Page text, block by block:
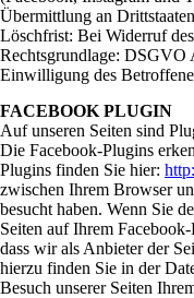
Übermittlung an
Löschfrist: Bei Widerruf
Rechtsgrundlage: DSGVO
Einwilligung des
FACEBOOK PLUGIN
Auf unseren Seiten sind
Die Facebook-Plugins
Plugins finden Sie hier:
zwischen Ihrem Browser
besucht haben. Wenn Sie
Seiten auf Ihrem
dass wir als Anbieter der
hierzu finden Sie in der
Besuch unserer Seiten